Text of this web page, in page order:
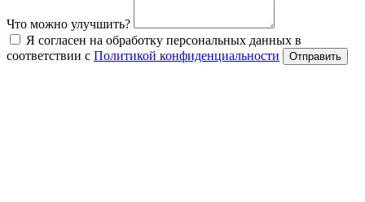
Что можно улучшить?
Я согласен на обработку персональных данных в
соответствии с Политикой конфиденциальности Отправить